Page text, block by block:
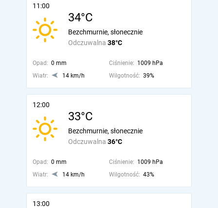
11:00
34°C
Odczuwalna 38°C
Bezchmurnie, słonecznie
Opad: 0 mm Ciśnienie: 1009 hPa
Wiatr:
14 km/h Wilgotność: 39%
12:00
33°C
Odczuwalna 36°C
Bezchmurnie, słonecznie
Opad: 0 mm Ciśnienie: 1009 hPa
Wiatr:
14 km/h Wilgotność: 43%
13:00